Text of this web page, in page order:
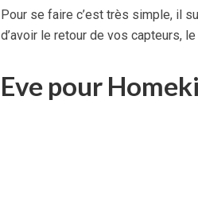
Pour se faire c’est très simple, il
d’avoir le retour de vos capteurs,
Eve pour